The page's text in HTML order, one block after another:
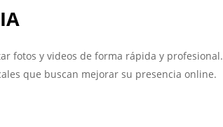
fotos y videos de forma rápida y profesional.
que buscan mejorar su presencia online.